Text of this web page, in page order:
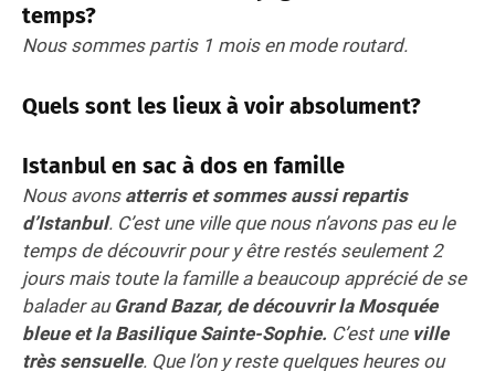
temps?
Nous sommes partis 1 mois en mode routard.
Quels sont les lieux à voir absolument?
Istanbul en sac à dos en famille
Nous avons atterris et sommes aussi repartis
d’Istanbul. C’est une ville que nous n’avons pas eu le
temps de découvrir pour y être restés seulement 2
jours mais toute la famille a beaucoup apprécié de se
balader au Grand Bazar, de découvrir la Mosquée
bleue et la Basilique Sainte-Sophie. C’est une ville
très sensuelle. Que l’on y reste quelques heures ou